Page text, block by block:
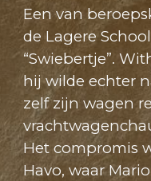
Een van
de Lagere
“Swiebertje”.
hij wilde echter
zelf zijn wagen
Het compromis
Havo, waar